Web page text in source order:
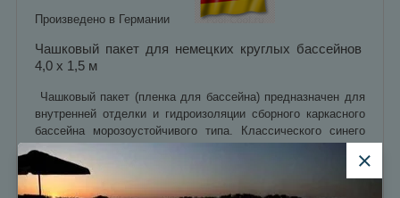
Произведено в Германии
Чашковый пакет для немецких круглых бассейнов
4,0 х 1,5 м
Чашковый пакет (пленка для бассейна) предназначен для
внутренней отделки и гидроизоляции сборного каркасного
бассейна морозоустойчивого типа. Классического синего
цвета с толщиной материала 0,6 мм. Как правило,
применяется при замене старой пленки сборного бассейна
на новую пленку.